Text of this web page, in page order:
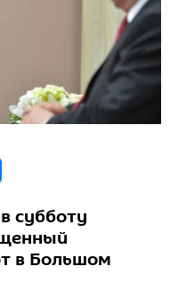
субботу
в Большом